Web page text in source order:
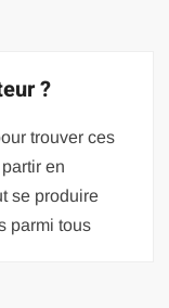
?
trouver ces
en
se produire
parmi tous